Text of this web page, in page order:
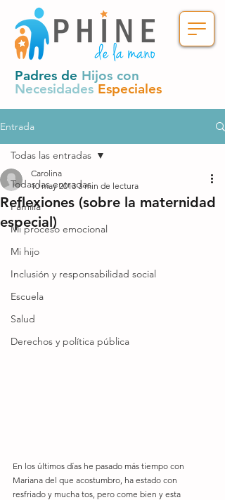
Padres de Hijos con
Necesidades Especiales
Entrada
Todas las entradas
Familia
Mi proceso emocional
Mi hijo
Inclusión y responsabilidad social
Escuela
Salud
Derechos y política pública
Todas las entradas
Reflexiones (sobre la maternidad
especial)
Carolina
10 may 2013 3 min de lectura
En los últimos días he pasado más tiempo con
Mariana del que acostumbro, ha estado con
resfriado y mucha tos, pero come bien y esta